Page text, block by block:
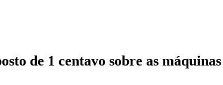
de 1 centavo sobre as